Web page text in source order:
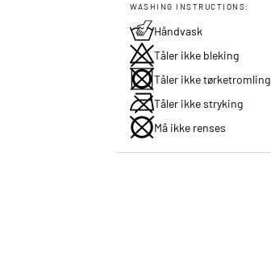
WASHING INSTRUCTIONS:
Håndvask
Tåler ikke bleking
Tåler ikke tørketromling
Tåler ikke stryking
Må ikke renses